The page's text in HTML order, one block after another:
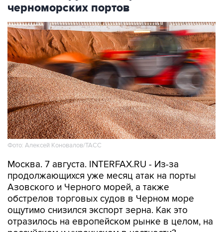
черноморских портов
Фото: Алексей Коновалов/ТАСС
Москва. 7 августа. INTERFAX.RU - Из-за
продолжающихся уже месяц атак на порты
Азовского и Черного морей, а также
обстрелов торговых судов в Черном море
ощутимо снизился экспорт зерна. Как это
отразилось на европейском рынке в целом, на